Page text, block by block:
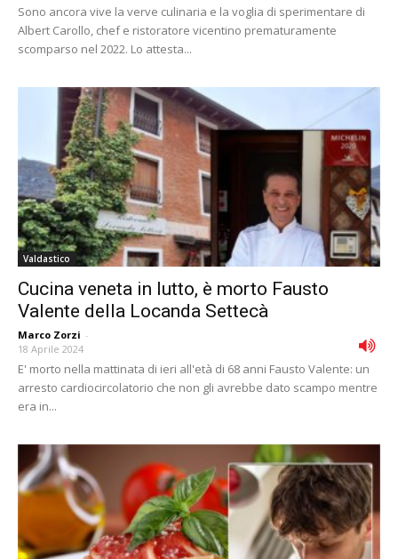
Sono ancora vive la verve culinaria e la voglia di sperimentare di
Albert Carollo, chef e ristoratore vicentino prematuramente
scomparso nel 2022. Lo attesta...
Valdastico
Cucina veneta in lutto, è morto Fausto
Valente della Locanda Settecà
Marco Zorzi -
18 Aprile 2024
E' morto nella mattinata di ieri all'età di 68 anni Fausto Valente: un
arresto cardiocircolatorio che non gli avrebbe dato scampo mentre
era in...